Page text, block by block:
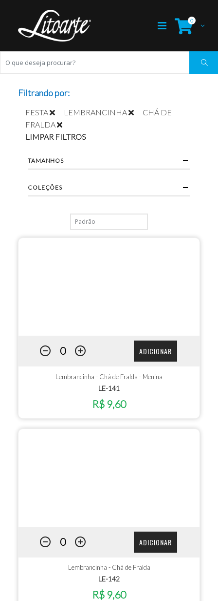
0
ADICIONAR
Lembrancinha - Chá de Fralda - Menina
LE-141
R$ 9,60
ADICIONAR
Lembrancinha - Chá de Fralda
LE-142
R$ 9,60
Filtrando por:
FESTA LEMBRANCINHA
CHÁ DE
FRALDA
LIMPAR FILTROS
TAMANHOS
COLEÇÕES